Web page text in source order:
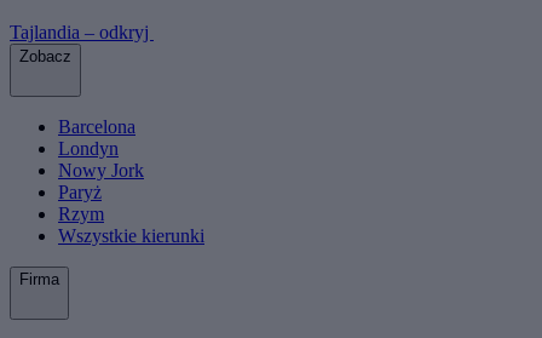
Tajlandia – odkryj
Zobacz
Barcelona
Londyn
Nowy Jork
Paryż
Rzym
Wszystkie kierunki
Firma